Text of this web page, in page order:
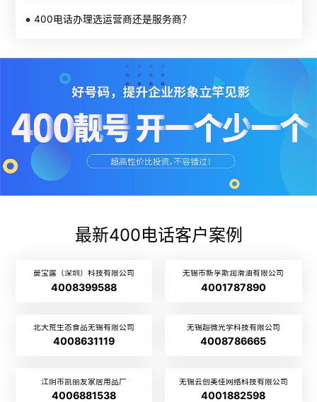
400电话办理选运营商还是服务商？
最新400电话客户案例
曼宝露（深圳）科技有限公司
4008399588
无锡市新孚斯润滑油有限公司
4001787890
北大荒生态食品无锡有限公司
4008631119
无锡超微光学科技有限公司
4008786665
江阴市凯丽友家居用品厂
4006881538
无锡云创美佳网络科技有限公司
4001882598